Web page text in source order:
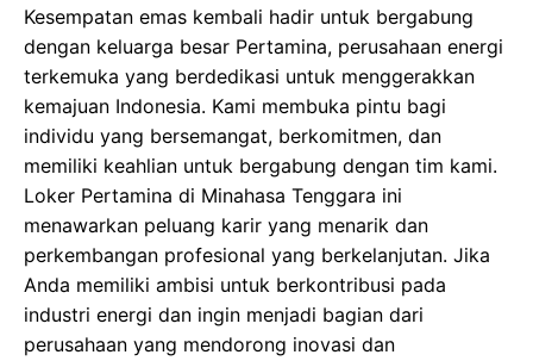
Kesempatan emas kembali hadir untuk bergabung
dengan keluarga besar Pertamina, perusahaan energi
terkemuka yang berdedikasi untuk menggerakkan
kemajuan Indonesia. Kami membuka pintu bagi
individu yang bersemangat, berkomitmen, dan
memiliki keahlian untuk bergabung dengan tim kami.
Loker Pertamina di Minahasa Tenggara ini
menawarkan peluang karir yang menarik dan
perkembangan profesional yang berkelanjutan. Jika
Anda memiliki ambisi untuk berkontribusi pada
industri energi dan ingin menjadi bagian dari
perusahaan yang mendorong inovasi dan